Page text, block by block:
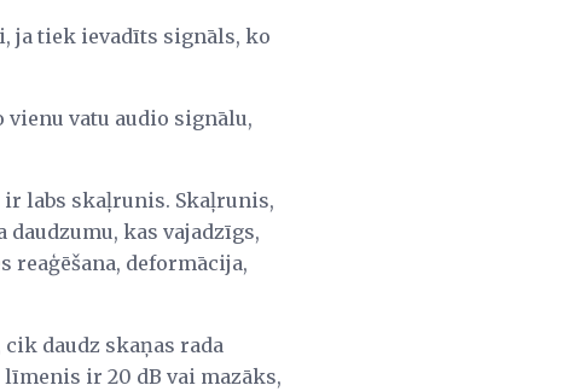
ja tiek ievadīts signāls, ko
vatu audio signālu,
labs skaļrunis. Skaļrunis,
kas vajadzīgs,
deformācija,
daudz skaņas rada
ir 20 dB vai mazāks,